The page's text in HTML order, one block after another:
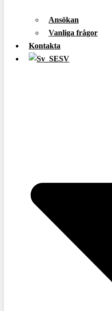
Ansökan
Vanliga frågor
Kontakta
SV